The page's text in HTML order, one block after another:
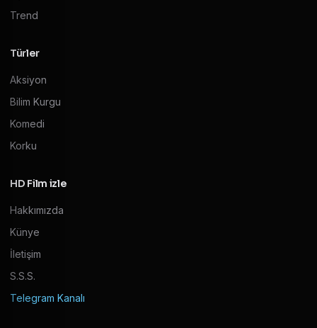
Trend
Türler
Aksiyon
Bilim Kurgu
Komedi
Korku
HD Film izle
Hakkımızda
Künye
İletişim
S.S.S.
Telegram Kanalı